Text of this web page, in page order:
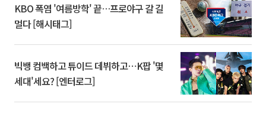
KBO 폭염 '여름방학' 끝…프로야구 갈 길
멀다 [해시태그]
빅뱅 컴백하고 튜이드 데뷔하고⋯K팝 '몇
세대'세요? [엔터로그]